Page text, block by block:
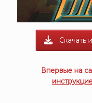
Скачать
Впервые на